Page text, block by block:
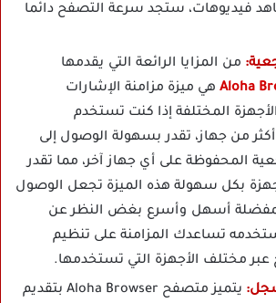
فيديوهات، ستجد سرعة التصفح دائما
من المزايا الرائعة التي يقدمها
هي ميزة مزامنة الإشارات
المختلفة إذا كنت تستخدم
من جهاز، تقدر بسهولة الوصول إلى
المحفوظة على أي جهاز آخر، مما تقدر
بكل سهولة هذه الميزة تجعل الوصول
أسهل وأسرع بغض النظر عن
تساعدك المزامنة على تنظيم
مختلف الأجهزة التي تستخدمها.
يتميز متصفح Aloha Browser بتقديم